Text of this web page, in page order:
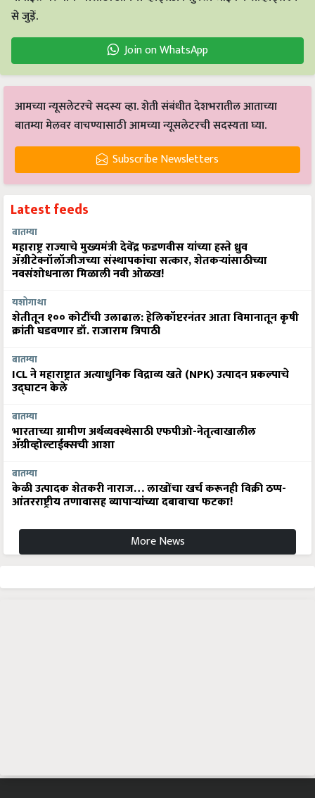
से जुड़ें.
Join on WhatsApp
आमच्या न्यूसलेटरचे सदस्य व्हा. शेती संबंधीत देशभरातील आताच्या
बातम्या मेलवर वाचण्यासाठी आमच्या न्यूसलेटरची सदस्यता घ्या.
Subscribe Newsletters
Latest feeds
बातम्या
महाराष्ट्र राज्याचे मुख्यमंत्री देवेंद्र फडणवीस यांच्या हस्ते ध्रुव
ॲग्रीटेक्नॉलॉजीजच्या संस्थापकांचा सत्कार, शेतकऱ्यांसाठीच्या
नवसंशोधनाला मिळाली नवी ओळख!
यशोगाथा
शेतीतून १०० कोटींची उलाढाल: हेलिकॉप्टरनंतर आता विमानातून कृषी
क्रांती घडवणार डॉ. राजाराम त्रिपाठी
बातम्या
ICL ने महाराष्ट्रात अत्याधुनिक विद्राव्य खते (NPK) उत्पादन प्रकल्पाचे
उद्घाटन केले
बातम्या
भारताच्या ग्रामीण अर्थव्यवस्थेसाठी एफपीओ-नेतृत्वाखालील
अ‍ॅग्रीव्होल्टाईक्सची आशा
बातम्या
केळी उत्पादक शेतकरी नाराज… लाखोंचा खर्च करूनही विक्री ठप्प-
आंतरराष्ट्रीय तणावासह व्यापाऱ्यांच्या दबावाचा फटका!
More News